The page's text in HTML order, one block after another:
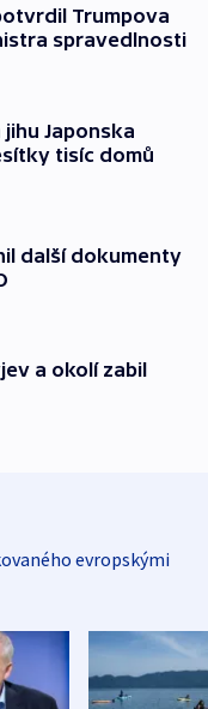
Trumpova
spravedlnosti
Japonska
tisíc domů
další dokumenty
a okolí zabil
evropskými